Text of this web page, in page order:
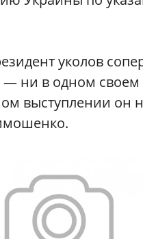
уколов
— ни в одном своем
выступлении он